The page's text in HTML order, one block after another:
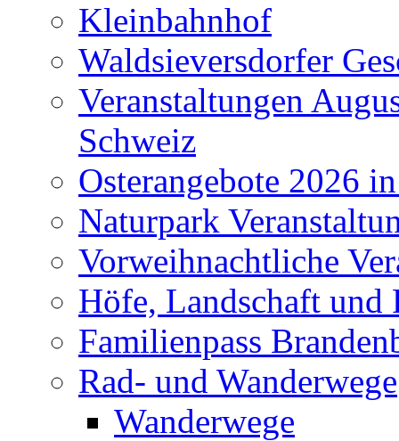
Kleinbahnhof
Waldsieversdorfer
Veranstaltungen
Schweiz
Osterangebote 2026
Naturpark
Vorweihnachtliche
Höfe, Landschaft und
Familienpass
Rad- und Wanderwege
Wanderwege